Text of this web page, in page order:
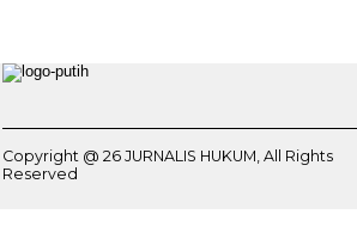
Copyright @ 26 JURNALIS HUKUM, All Rights
Reserved